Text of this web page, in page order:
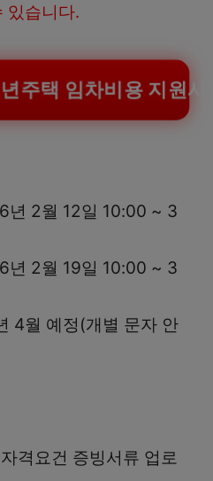
있습니다.
주택 임차비용 지원사
년 2월 12일 10:00 ~ 3
년 2월 19일 10:00 ~ 3
4월 예정(개별 문자 안
격요건 증빙서류 업로